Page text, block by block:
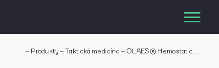
– Produkty–Taktická medicína– OLAES® Hemostatic Bandage